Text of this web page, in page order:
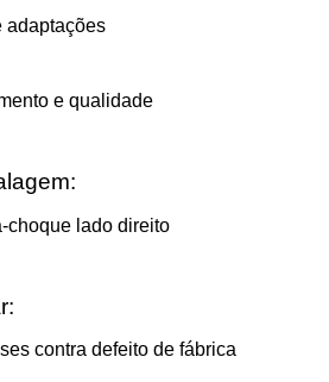
adaptações
e qualidade
choque lado direito
contra defeito de fábrica